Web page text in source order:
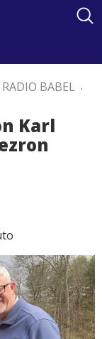
RADIO BABEL .
Karl